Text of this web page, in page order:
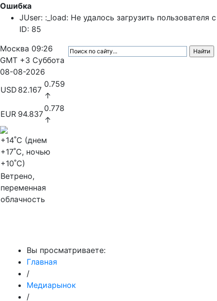
Ошибка
JUser: :_load: Не удалось загрузить пользователя с
ID: 85
Москва 09:26
GMT +3 Суббота
08-08-2026
USD 82.167
0.759
↑
EUR 94.837
0.778
↑
+14˚C (днем
+17˚C, ночью
+10˚C)
Ветрено,
переменная
облачность
Вы просматриваете:
Главная
/
Медиарынок
/